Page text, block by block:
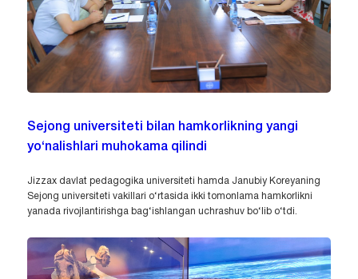
Sejong universiteti bilan hamkorlikning yangi
yo‘nalishlari muhokama qilindi
Jizzax davlat pedagogika universiteti hamda Janubiy Koreyaning
Sejong universiteti vakillari o‘rtasida ikki tomonlama hamkorlikni
yanada rivojlantirishga bag‘ishlangan uchrashuv bo‘lib o‘tdi.